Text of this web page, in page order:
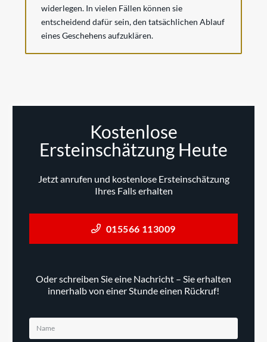
widerlegen. In vielen Fällen können sie
entscheidend dafür sein, den tatsächlichen Ablauf
eines Geschehens aufzuklären.
Kostenlose
Ersteinschätzung Heute
Jetzt anrufen und kostenlose Ersteinschätzung
Ihres Falls erhalten
015566 113009
Oder schreiben Sie eine Nachricht – Sie erhalten
innerhalb von einer Stunde einen Rückruf!